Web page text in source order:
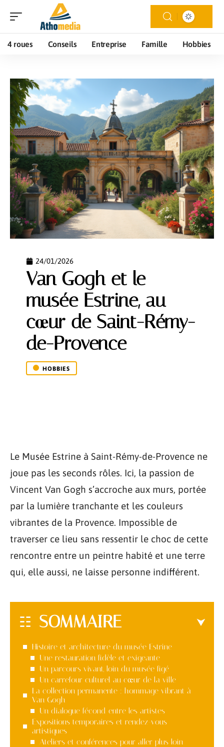
4 roues Conseils Entreprise Famille Hobbies
24/01/2026
Van Gogh et le
musée Estrine, au
cœur de Saint-Rémy-
de-Provence
HOBBIES
Le Musée Estrine à Saint-Rémy-de-Provence ne
joue pas les seconds rôles. Ici, la passion de
Vincent Van Gogh s’accroche aux murs, portée
par la lumière tranchante et les couleurs
vibrantes de la Provence. Impossible de
traverser ce lieu sans ressentir le choc de cette
rencontre entre un peintre habité et une terre
qui, elle aussi, ne laisse personne indifférent.
SOMMAIRE
Histoire et architecture du musée Estrine
Une restauration fidèle et exigeante
Un parcours vivant, loin du musée figé
Un carrefour culturel au cœur de la ville
La collection permanente : hommage vibrant à
Van Gogh
Un dialogue fécond entre les artistes
Expositions temporaires et rendez-vous
artistiques
Ateliers et conférences pour aller plus loin